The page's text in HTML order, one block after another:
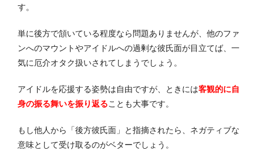
す。
単に後方で頷いている程度なら問題ありませんが、他のファ
ンへのマウントやアイドルへの過剰な彼氏面が目立てば、一
気に厄介オタク扱いされてしまうでしょう。
アイドルを応援する姿勢は自由ですが、ときには客観的に自
身の振る舞いを振り返ることも大事です。
もし他人から「後方彼氏面」と指摘されたら、ネガティブな
意味として受け取るのがベターでしょう。